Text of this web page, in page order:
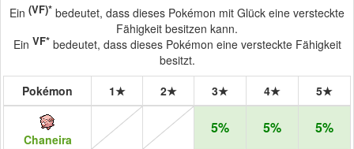
Ein (VF)* bedeutet, dass dieses Pokémon mit Glück eine versteckte
Fähigkeit besitzen kann.
Ein VF* bedeutet, dass dieses Pokémon eine versteckte Fähigkeit
besitzt.
Pokémon
1★ 2★ 3★ 4★ 5★
Chaneira
5% 5% 5%